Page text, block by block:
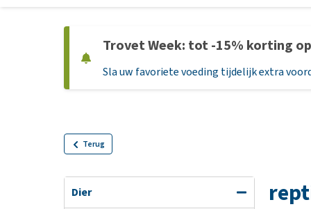
Hondenbrokken
Natvoer
Glutenvrij
Trovet Week: tot -15% korting
Sla uw favoriete voeding tijdelijk extra
Terug
Dier